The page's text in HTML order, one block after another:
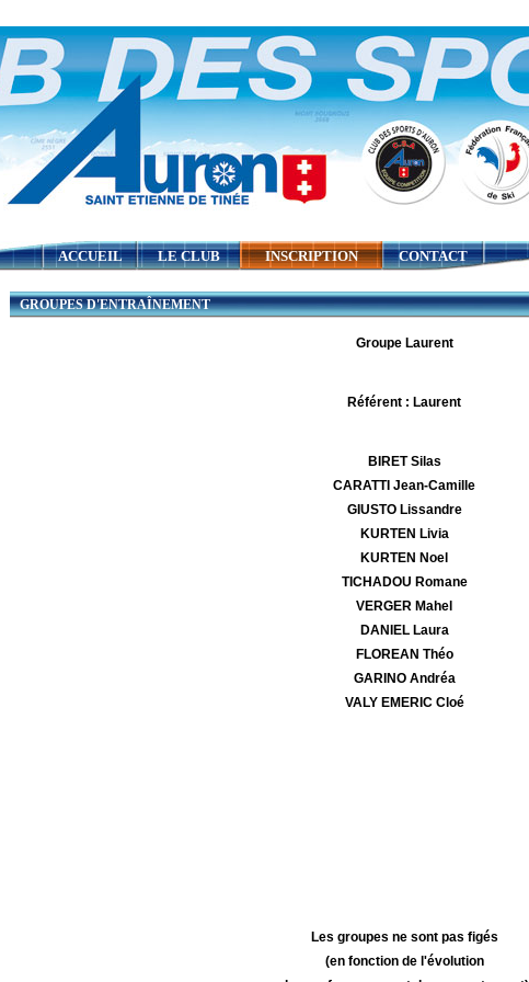
ACCUEIL LE CLUB INSCRIPTION CONTACT
GROUPES D'ENTRAÎNEMENT
Groupe Laurent
Référent : Laurent
BIRET Silas
CARATTI Jean-Camille
GIUSTO Lissandre
KURTEN Livia
KURTEN Noel
TICHADOU Romane
VERGER Mahel
DANIEL Laura
FLOREAN Théo
GARINO Andréa
VALY EMERIC Cloé
Les groupes ne sont pas figés
(en fonction de l'évolution